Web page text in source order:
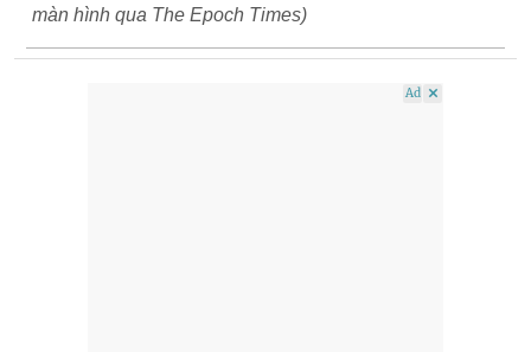
màn hình qua The Epoch Times)
Ad